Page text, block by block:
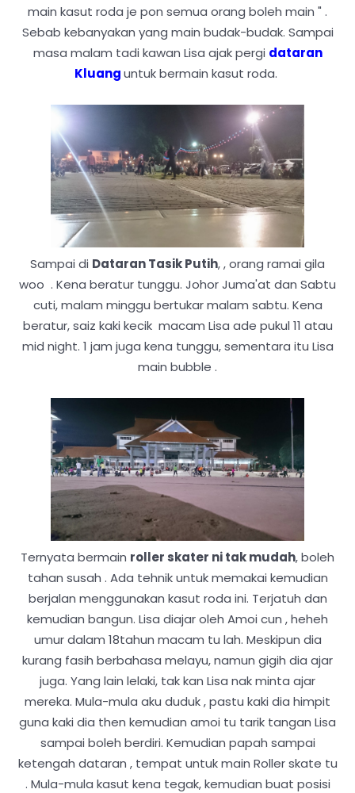
main kasut roda je pon semua orang boleh main " .
Sebab kebanyakan yang main budak-budak. Sampai
masa malam tadi kawan Lisa ajak pergi dataran
Kluanguntuk bermain kasut roda.
Sampai di Dataran Tasik Putih, , orang ramai gila
woo . Kena beratur tunggu. Johor Juma'at dan Sabtu
cuti, malam minggu bertukar malam sabtu. Kena
beratur, saiz kaki kecik macam Lisa ade pukul 11 atau
mid night. 1 jam juga kena tunggu, sementara itu Lisa
main bubble .
Ternyata bermain roller skater ni tak mudah, boleh
tahan susah . Ada tehnik untuk memakai kemudian
berjalan menggunakan kasut roda ini. Terjatuh dan
kemudian bangun. Lisa diajar oleh Amoi cun , heheh
umur dalam 18tahun macam tu lah. Meskipun dia
kurang fasih berbahasa melayu, namun gigih dia ajar
juga. Yang lain lelaki, tak kan Lisa nak minta ajar
mereka. Mula-mula aku duduk , pastu kaki dia himpit
guna kaki dia then kemudian amoi tu tarik tangan Lisa
sampai boleh berdiri. Kemudian papah sampai
ketengah dataran , tempat untuk main Roller skate tu
. Mula-mula kasut kena tegak, kemudian buat posisi